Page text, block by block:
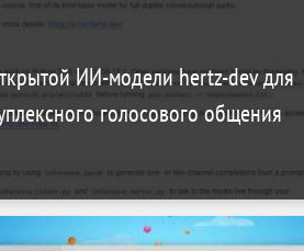
ИИ-модели hertz-dev для
голосового общения